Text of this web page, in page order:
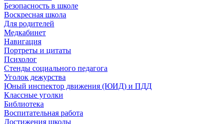
Безопасность в школе
Воскресная школа
Для родителей
Медкабинет
Навигация
Портреты и цитаты
Психолог
Стенды социального педагога
Уголок дежурства
Юный инспектор движения (ЮИД) и ПДД
Классные уголки
Библиотека
Воспитательная работа
Достижения школы